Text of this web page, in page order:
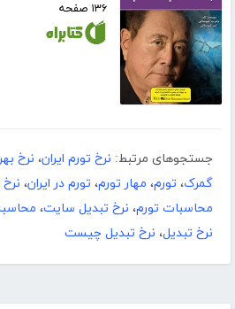
۱۳۶ صفحه
جستجوهای مرتبط: نرخ تورم ایران، نرخ
گمرک، تورم، مهار تورم، تورم در ایران، نرخ
محاسبات تورم، نرخ تبدیل سایت،
نرخ تبدیل، نرخ تبدیل چیست